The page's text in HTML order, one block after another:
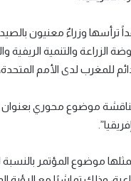
المؤتمر مشاركة واسعة من 32 دولة، من بينها 16
والتنمية الريفية
للمغرب لدى الأمم
موضوع محوري بعنوان
يمثلها موضوع المؤتمر